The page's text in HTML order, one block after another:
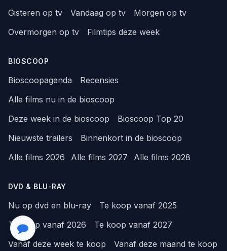
Gisteren op tv Vandaag op tv
Morgen op tv
Overmorgen op tv
Filmtips deze week
BIOSCOOP
Bioscoopagenda
Recensies
Alle films nu in de bioscoop
Deze week in de bioscoop
Bioscoop Top 20
Nieuwste trailers
Binnenkort in de bioscoop
Alle films 2026
Alle films 2027 Alle films 2028
DVD & BLU-RAY
Nu op dvd en blu-ray
Te koop vanaf 2025
Te koop vanaf 2026
Te koop vanaf 2027
Vanaf deze week te koop
Vanaf deze maand te koop